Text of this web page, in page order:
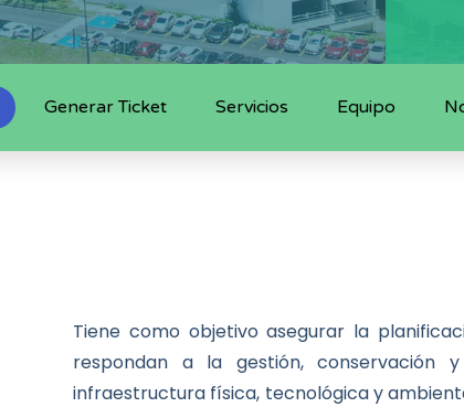
Generar Ticket Servicios Equipo
Tiene como objetivo asegurar la
respondan a la gestión, conservación
infraestructura física, tecnológica y